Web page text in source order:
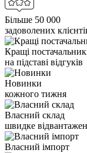
Більше 50 000
задоволених
Кращі
на підставі відгуків
Новинки
кожного тижня
Власний склад
швидке
Власний імпорт